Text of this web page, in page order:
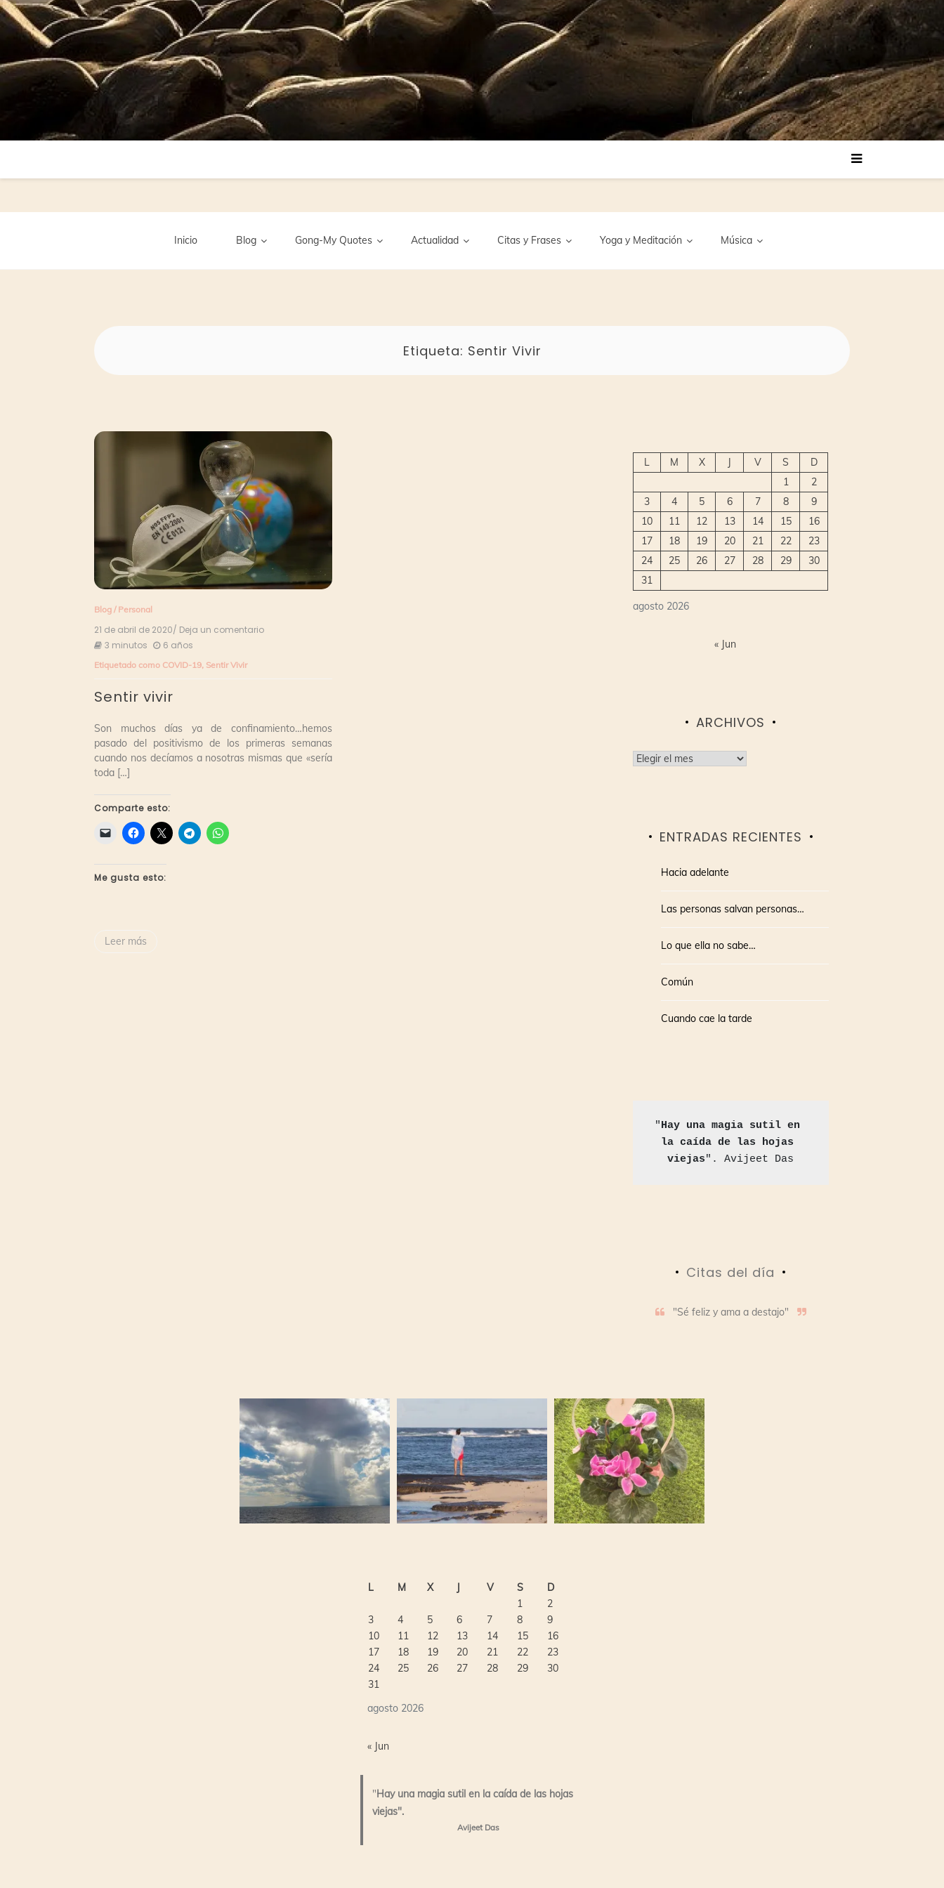
Inicio Blog Gong-My Quotes Actualidad Citas y Frases Yoga y Meditación Música
Etiqueta: Sentir Vivir
Blog / Personal
21 de abril de 2020/ Deja un comentario
3 minutos 6 años
Etiquetado como COVID-19, Sentir Vivir
Sentir vivir
Son muchos días ya de confinamiento…hemos
pasado del positivismo de los primeras semanas
cuando nos decíamos a nosotras mismas que «sería
toda […]
Comparte esto:
Me gusta esto:
Leer más
agosto 2026
L M X J V S
D
1
2
3
4 5 6 7 8
9
10
11 12 13 14 15
16
17
18 19 20 21 22
23
24
25 26 27 28 29
30
31
« Jun
ARCHIVOS
Archivos
ENTRADAS RECIENTES
Hacia adelante
Las personas salvan personas…
Lo que ella no sabe…
Común
Cuando cae la tarde
"Hay una magia sutil en
la caída de las hojas
viejas". Avijeet Das
Citas del día
"Sé feliz y ama a destajo"
agosto 2026
L M X J V S
D
1
2
3
4 5 6 7 8
9
10
11 12 13 14 15
16
17
18 19 20 21 22
23
24
25 26 27 28 29
30
31
« Jun
"Hay una magia sutil en la caída de las hojas
viejas".
Avijeet Das